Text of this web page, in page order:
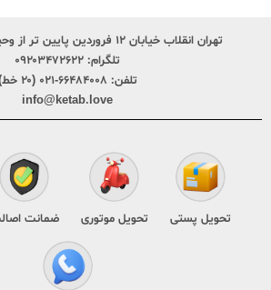
تهران انقلاب خیابان ۱۲ فروردین پایین تر از وحید نظری پلاک ۲۴۹
تلگرام: ۰۹۲۰۳۴۷۲۶۲۲
تلفن: ۶۶۴۸۴۰۰۸-۰۲۱ (۲۰ خط)
info@ketab.love
تحویل پستی تحویل موتوری ضمانت